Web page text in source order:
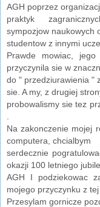
AGH poprzez
praktyk
sympozjow naukowych
studentow z innymi
Prawde mowiac,
przyczynila sie w
do " przedziurawienia "
sie. A my, z drugiej
probowalismy sie tez
Na zakonczenie mojej
computera, chcialbym
serdecznie
okazji 100 letniego
AGH I podziekowac
mojego przyczynku z tej
Przesylam gornicze